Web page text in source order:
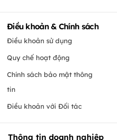
Điều khoản & Chính sách
Điều khoản sử dụng
Quy chế hoạt động
Chính sách bảo mật thông
tin
Điều khoản với Đối tác
Thông tin doanh nghiệp